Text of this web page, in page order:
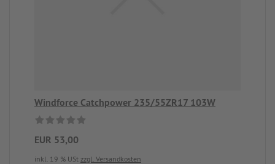
Windforce Catchpower 235/55ZR17 103W
EUR 53,00
inkl. 19 % USt zzgl. Versandkosten